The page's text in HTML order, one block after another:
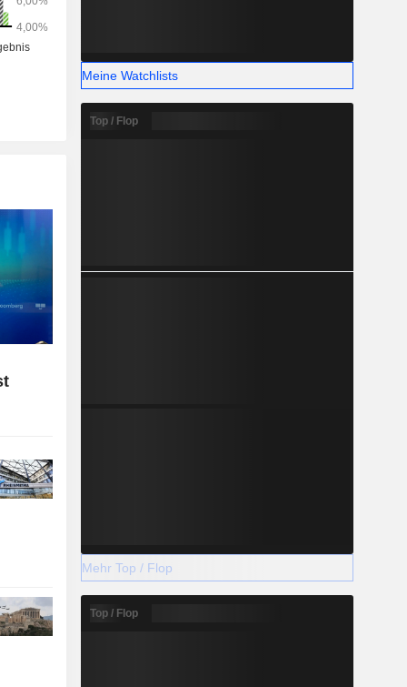
und
Osten
Meine Watchlists
Top / Flop
Mehr Top / Flop
Top / Flop